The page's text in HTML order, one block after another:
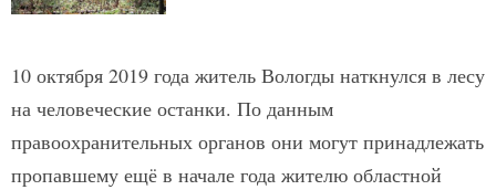
10 октября 2019 года житель Вологды наткнулся в лесу
на человеческие останки. По данным
правоохранительных органов они могут принадлежать
пропавшему ещё в начале года жителю областной